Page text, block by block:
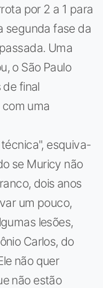
por 2 a 1 para
segunda fase da
Uma
o São Paulo
final
uma
esquiva-
se Muricy não
dois anos
um pouco,
lesões,
Carlos, do
não quer
não estão